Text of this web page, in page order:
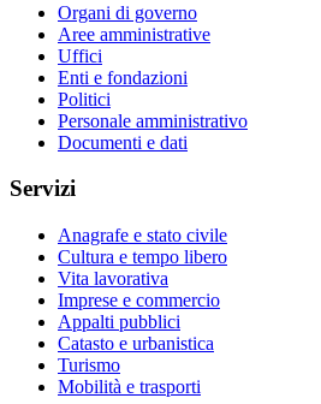
Organi di governo
Aree amministrative
Uffici
Enti e fondazioni
Politici
Personale amministrativo
Documenti e dati
Servizi
Anagrafe e stato civile
Cultura e tempo libero
Vita lavorativa
Imprese e commercio
Appalti pubblici
Catasto e urbanistica
Turismo
Mobilità e trasporti